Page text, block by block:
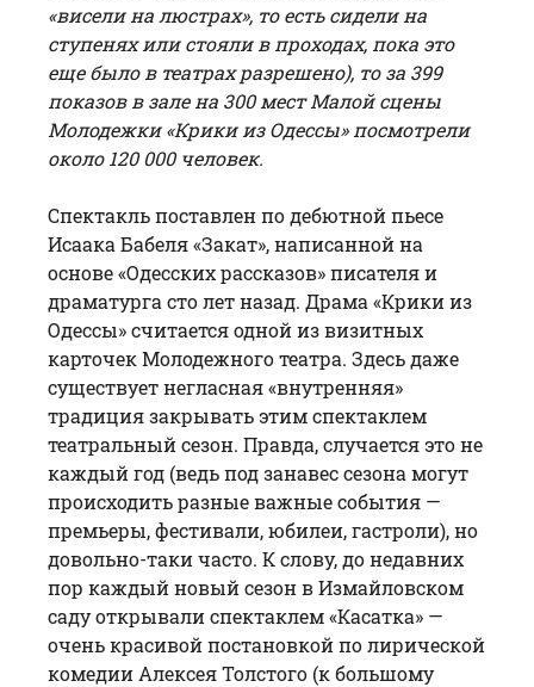
«висели на люстрах», то есть сидели на
ступенях или стояли в проходах, пока это
еще было в театрах разрешено), то за 399
показов в зале на 300 мест Малой сцены
Молодежки «Крики из Одессы» посмотрели
около 120 000 человек.
Спектакль поставлен по дебютной пьесе
Исаака Бабеля «Закат», написанной на
основе «Одесских рассказов» писателя и
драматурга сто лет назад. Драма «Крики из
Одессы» считается одной из визитных
карточек Молодежного театра. Здесь даже
существует негласная «внутренняя»
традиция закрывать этим спектаклем
театральный сезон. Правда, случается это не
каждый год (ведь под занавес сезона могут
происходить разные важные события —
премьеры, фестивали, юбилеи, гастроли), но
довольно-таки часто. К слову, до недавних
пор каждый новый сезон в Измайловском
саду открывали спектаклем «Касатка» —
очень красивой постановкой по лирической
комедии Алексея Толстого (к большому